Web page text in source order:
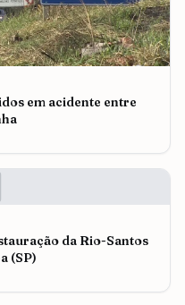
em acidente entre
da Rio-Santos
(SP)